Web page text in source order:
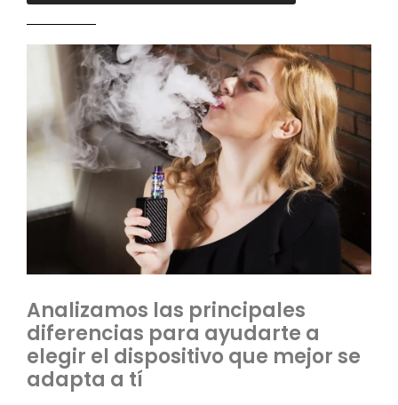
Analizamos las principales
diferencias para ayudarte a
elegir el dispositivo que mejor se
adapta a tí